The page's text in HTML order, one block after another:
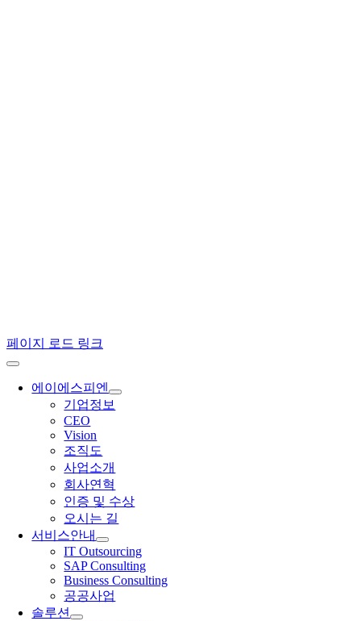
페이지 로드 링크
에이에스피엔
기업정보
CEO
Vision
조직도
사업소개
회사연혁
인증 및 수상
오시는 길
서비스안내
IT Outsourcing
SAP Consulting
Business Consulting
공공사업
솔루션